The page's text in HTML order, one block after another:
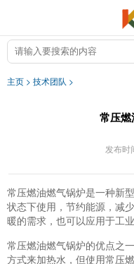
主页 > 技术团队 >
常压
发布时
常压燃油燃气锅炉是一种新
状态下使用，节约能源，减
暖的需求，也可以应用于工
常压燃油燃气锅炉的优点之
方式来加热水，但使用常压